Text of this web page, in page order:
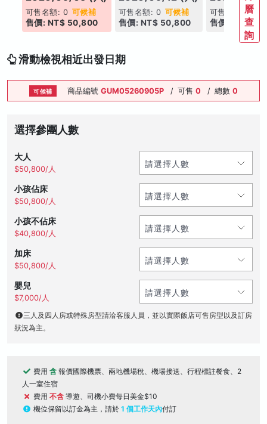
可售名額: 0 可候補
售價: NT$ 50,800
可售名額: 0 可候補
售價: NT$ 50,800
可售名額: 0
售價: NT$
曆
查
詢
滑動檢視相近出發日期
可候補 商品編號 GUM05260905P / 可售 0 / 總數 0
選擇參團人數
大人
$50,800/人
小孩佔床
$50,800/人
小孩不佔床
$40,800/人
加床
$50,800/人
嬰兒
$7,000/人
三人及四人房或特殊房型請洽客服人員，並以實際飯店可售房型以及訂房
狀況為主。
費用 含 報價國際機票、兩地機場稅、機場接送、行程標註餐食、2
人一室住宿
費用 不含 導遊、司機小費每日美金$10
機位保留以訂金為主，請於 1 個工作天內付訂